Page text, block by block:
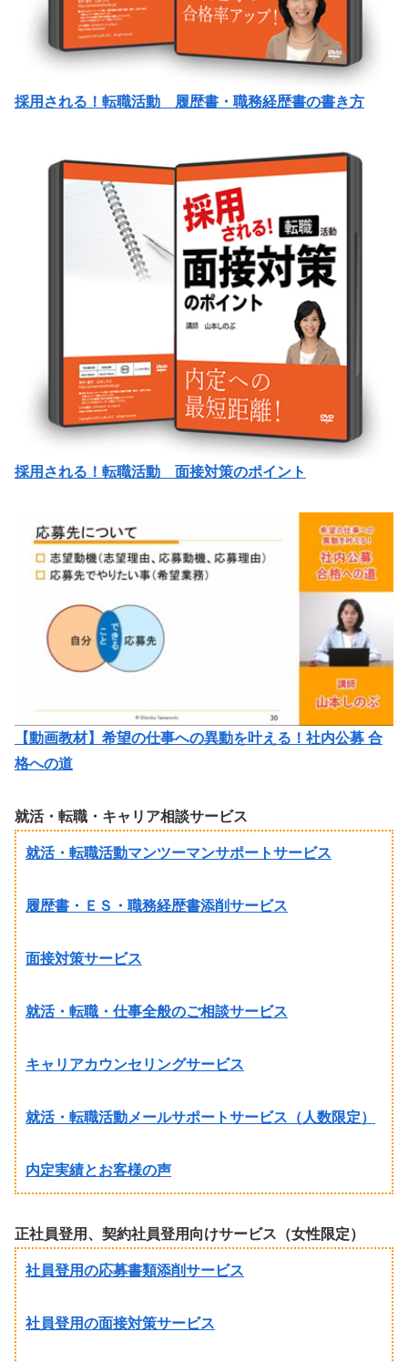
採用される！転職活動 履歴書・職務経歴書の書き方
採用される！転職活動 面接対策のポイント
【動画教材】希望の仕事への異動を叶える！社内公募 合
格への道
就活・転職・キャリア相談サービス
就活・転職活動マンツーマンサポートサービス
履歴書・ＥＳ・職務経歴書添削サービス
面接対策サービス
就活・転職・仕事全般のご相談サービス
キャリアカウンセリングサービス
就活・転職活動メールサポートサービス（人数限定）
内定実績とお客様の声
正社員登用、契約社員登用向けサービス（女性限定）
社員登用の応募書類添削サービス
社員登用の面接対策サービス